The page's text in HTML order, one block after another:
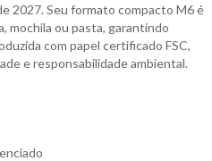
2027. Seu formato compacto M6 é
mochila ou pasta, garantindo
com papel certificado FSC,
e responsabilidade ambiental.